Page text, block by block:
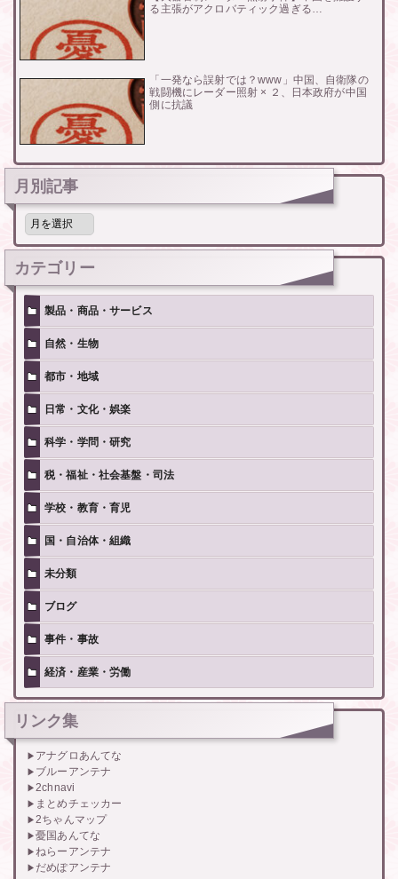
る主張がアクロバティック過ぎる…
「一発なら誤射では？www」中国、自衛隊の
戦闘機にレーダー照射 × ２、日本政府が中国
側に抗議
月別記事
月
記
事
カテゴリー
製品・商品・サービス
自然・生物
都市・地域
日常・文化・娯楽
科学・学問・研究
税・福祉・社会基盤・司法
学校・教育・育児
国・自治体・組織
未分類
ブログ
事件・事故
経済・産業・労働
リンク集
アナグロあんてな
ブルーアンテナ
2chnavi
まとめチェッカー
2ちゃんマップ
憂国あんてな
ねらーアンテナ
だめぽアンテナ